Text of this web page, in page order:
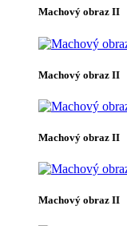
Machový obraz II
Machový obraz II
Machový obraz II
Machový obraz II